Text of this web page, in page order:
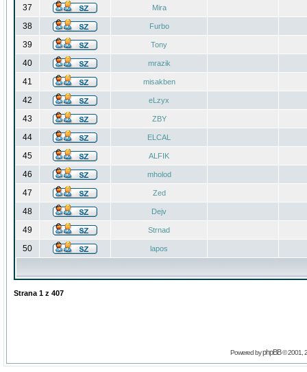
37 Mira
38 Furbo
39 Tony
40 mrazik
41 misakben
42 eLzyx
43 ZBY
44 ELCAL
45 ALFIK
46 mholod
47 Zed
48 Dejv
49 Strnad
50 lapos
Strana 1 z 407
Powered byphpBB© 2001,